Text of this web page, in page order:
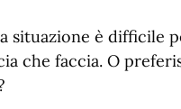
situazione è difficile
che faccia. O